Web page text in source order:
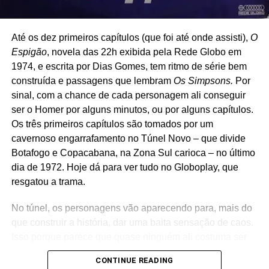
Ah sim: no Brasil o mesmo conceito (e a mesma
comemorações de Natal do SBT, em que um Papai Noel
algum deles, há horários alternativos aos sábados, às
13h30, e aos domingos, às 9h.
Até os dez primeiros capítulos (que foi até onde assisti), O
Espigão, novela das 22h exibida pela Rede Globo em
1974, e escrita por Dias Gomes, tem ritmo de série bem
construída e passagens que lembramOs Simpsons. Por
sinal, com a chance de cada personagem ali conseguir
ser o Homer por alguns minutos, ou por alguns capítulos.
Os três primeiros capítulos são tomados por um
cavernoso engarrafamento no Túnel Novo – que divide
Botafogo e Copacabana, na Zona Sul carioca – no último
dia de 1972. Hoje dá para ver tudo no Globoplay, que
resgatou a trama.
No túnel, os personagens vão aparecendo para, mais do
que construir a história, dar uma baita sensação de caos.
ouvido ou enxergado de verdade. No caso do trio de
bandidos interpretado por Betty Faria, Ruy Resende e
CONTINUE READING